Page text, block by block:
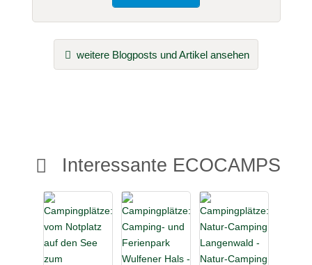
weitere Blogposts und Artikel ansehen
Interessante ECOCAMPS